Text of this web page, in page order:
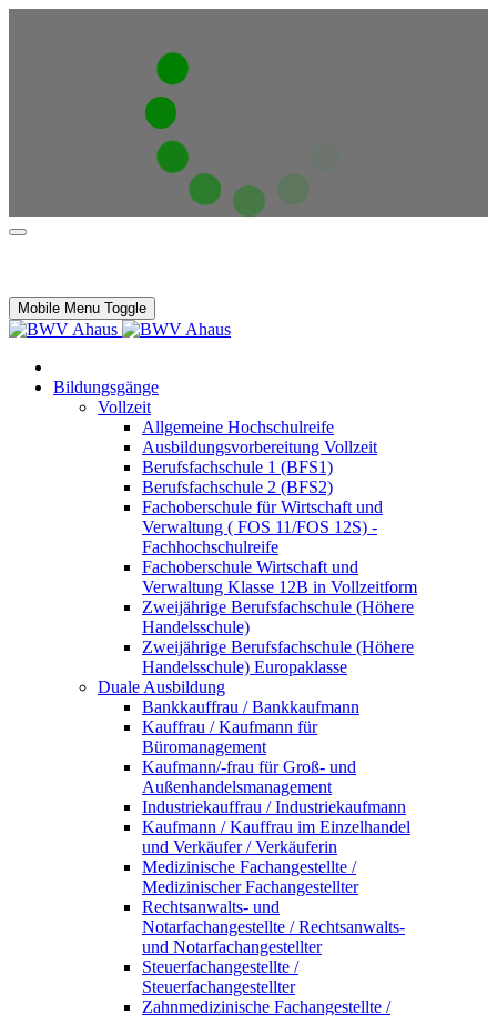
Mobile Menu Toggle
Bildungsgänge
Vollzeit
Allgemeine Hochschulreife
Ausbildungsvorbereitung Vollzeit
Berufsfachschule 1 (BFS1)
Berufsfachschule 2 (BFS2)
Fachoberschule für Wirtschaft und
Verwaltung ( FOS 11/FOS 12S) -
Fachhochschulreife
Fachoberschule Wirtschaft und
Verwaltung Klasse 12B in Vollzeitform
Zweijährige Berufsfachschule (Höhere
Handelsschule)
Zweijährige Berufsfachschule (Höhere
Handelsschule) Europaklasse
Duale Ausbildung
Bankkauffrau / Bankkaufmann
Kauffrau / Kaufmann für
Büromanagement
Kaufmann/-frau für Groß- und
Außenhandelsmanagement
Industriekauffrau / Industriekaufmann
Kaufmann / Kauffrau im Einzelhandel
und Verkäufer / Verkäuferin
Medizinische Fachangestellte /
Medizinischer Fachangestellter
Rechtsanwalts- und
Notarfachangestellte / Rechtsanwalts-
und Notarfachangestellter
Steuerfachangestellte /
Steuerfachangestellter
Zahnmedizinische Fachangestellte /